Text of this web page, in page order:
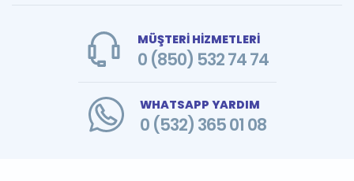
MÜŞTERİ HİZMETLERİ
0 (850) 532 74 74
WHATSAPP YARDIM
0 (532) 365 01 08